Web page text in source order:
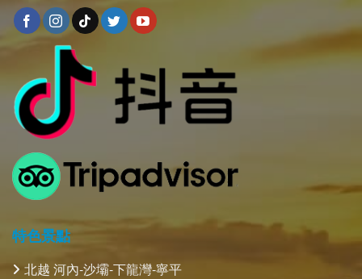
特色景點
北越 河內-沙壩-下龍灣-寧平